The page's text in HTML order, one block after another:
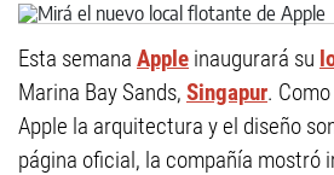
Esta semana Apple inaugurará su
Marina Bay Sands, Singapur.
Apple la arquitectura y el diseño
página oficial, la compañía mostró